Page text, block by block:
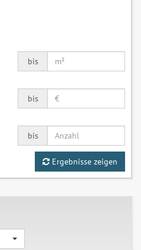
bis
bis
bis
Ergebnisse zeigen